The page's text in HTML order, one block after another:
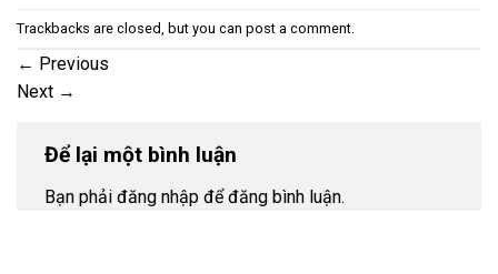
Trackbacks are closed, but you can post a comment
← Previous
Next →
Để lại một bình luận
Bạn phải đăng nhập để đăng bình luận.